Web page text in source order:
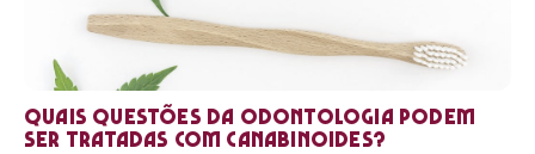
Quais questões da odontologia podem
ser tratadas com canabinoides?